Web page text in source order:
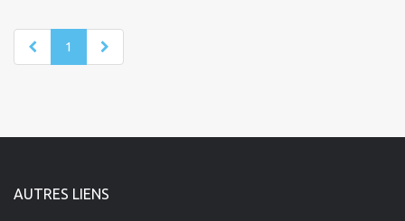
1
AUTRES LIENS